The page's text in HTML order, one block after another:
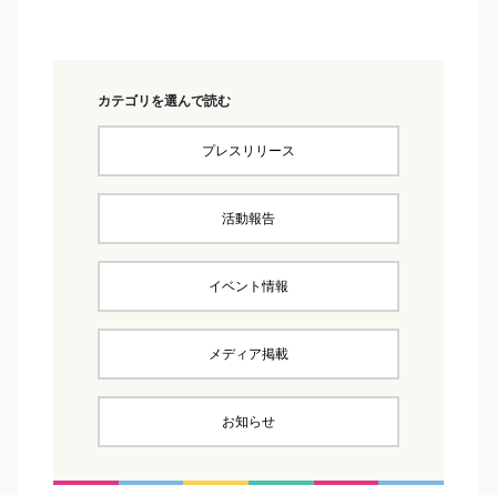
カテゴリを選んで読む
プレスリリース
活動報告
イベント情報
メディア掲載
お知らせ